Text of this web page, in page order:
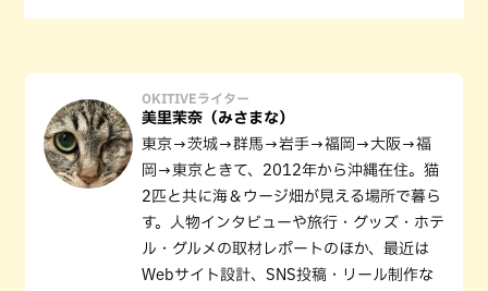
OKITIVEライター
美里茉奈（みさまな）
東京→茨城→群馬→岩手→福岡→大阪→福
岡→東京ときて、2012年から沖縄在住。猫
2匹と共に海＆ウージ畑が見える場所で暮ら
す。人物インタビューや旅行・グッズ・ホテ
ル・グルメの取材レポートのほか、最近は
Webサイト設計、SNS投稿・リール制作な